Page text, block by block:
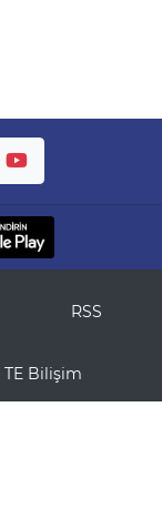
RSS
TE Bilişim